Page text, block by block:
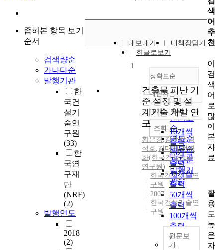
좁혀본 항목 보기
순서
검색량순
가나다순
발행기관
한
국건
설기
술연
구원
(33)
한
국연
구재
단
(NRF)
(2)
발행연도
2018
(2)
내보내기
내책장담기
한글로보기
정확도순
정확도
순
인기도
순
연도순
제목순
저자순
발행기
관순
내림차순
내림차순
10개씩 출력
10개씩
출력
20개씩
출력
30개씩
출력
50개씩
출력
100개씩
출력
조회
1
건축물 피난 기
준 설정 및 설
계기술 개발 연
구
황은경,김수암,임
석호,김대희,전명
화(한국건설기술
연구원)
한국건설기술연
구원
2007
한국건설기술연
구원
원문보
기
색
어
추
천
이
검
색
어
로
많
이
본
자
료
활
용
도
높
은
자